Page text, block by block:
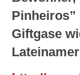
Giftgase